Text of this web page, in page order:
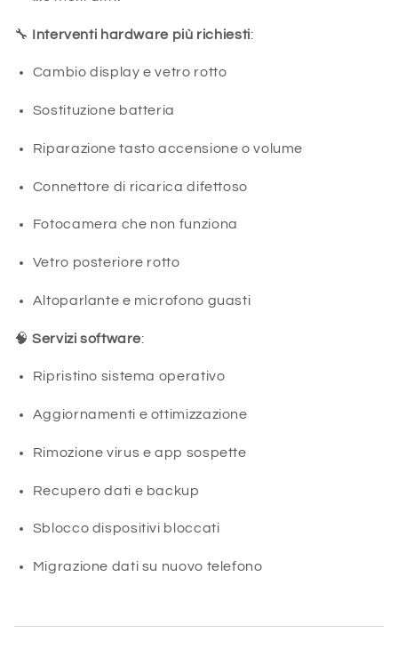
🔧 Interventi hardware più richiesti:
Cambio display e vetro rotto
Sostituzione batteria
Riparazione tasto accensione o volume
Connettore di ricarica difettoso
Fotocamera che non funziona
Vetro posteriore rotto
Altoparlante e microfono guasti
🧠Servizi software:
Ripristino sistema operativo
Aggiornamenti e ottimizzazione
Rimozione virus e app sospette
Recupero dati e backup
Sblocco dispositivi bloccati
Migrazione dati su nuovo telefono